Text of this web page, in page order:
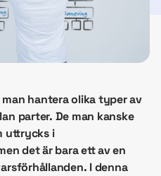
hantera olika typer av
parter. De man kanske
uttrycks i
det är bara ett av en
I denna